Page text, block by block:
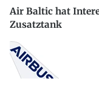
Air Baltic hat
Zusatztank